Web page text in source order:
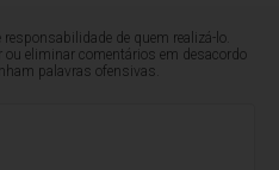
de quem realizá-lo.
ou eliminar comentários em desacordo
palavras ofensivas.